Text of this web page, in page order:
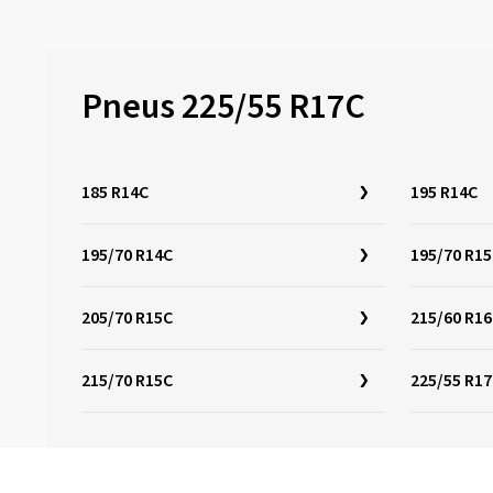
Pneus 225/55 R17C
185 R14C 195 R14C
195/70 R14C 195/70
205/70 R15C 215/60
215/70 R15C 225/55